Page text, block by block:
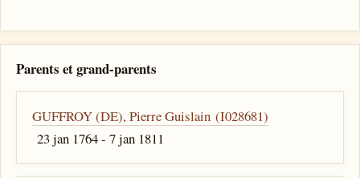
Parents et grand-parents
GUFFROY (DE), Pierre Guislain (I028681)
23 jan 1764 - 7 jan 1811